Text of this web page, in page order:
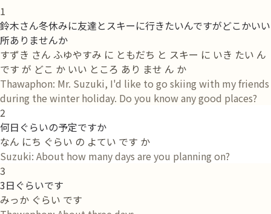
1
鈴木さん冬休みに友達とスキーに行きたいんですがどこかいい
所ありませんか
すずき さん ふゆやすみ に ともだち と スキー に いき たい ん
です が どこ か いい ところ あり ませ ん か
Thawaphon: Mr. Suzuki, I'd like to go skiing with my friends
during the winter holiday. Do you know any good places?
2
何日ぐらいの予定ですか
なん にち ぐらい の よてい です か
Suzuki: About how many days are you planning on?
3
3日ぐらいです
みっか ぐらい です